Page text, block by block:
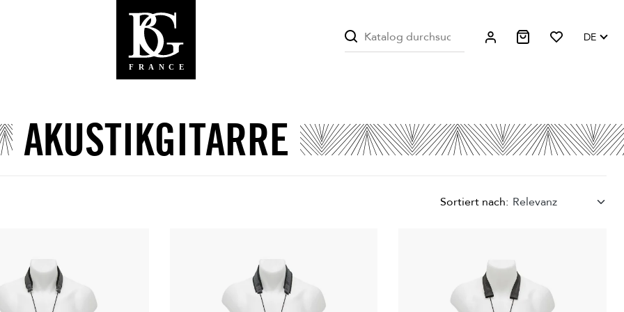
DE
AKUSTIKGITARRE
Sortiert nach: Relevanz